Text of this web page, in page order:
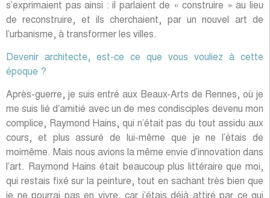
s’exprimaient pas ainsi : il parlaient de « construire » au lieu
de reconstruire, et ils cherchaient, par un nouvel art de
l’urbanisme, à transformer les villes.
Devenir architecte, est-ce ce que vous vouliez à cette
époque ?
Après-guerre, je suis entré aux Beaux-Arts de Rennes, où je
me suis lié d’amitié avec un de mes condisciples devenu mon
complice, Raymond Hains, qui n’était pas du tout assidu aux
cours, et plus assuré de lui-même que je ne l’étais de
moimême. Mais nous avions la même envie d’innovation dans
l’art. Raymond Hains était beaucoup plus littéraire que moi,
qui restais fixé sur la peinture, tout en sachant très bien que